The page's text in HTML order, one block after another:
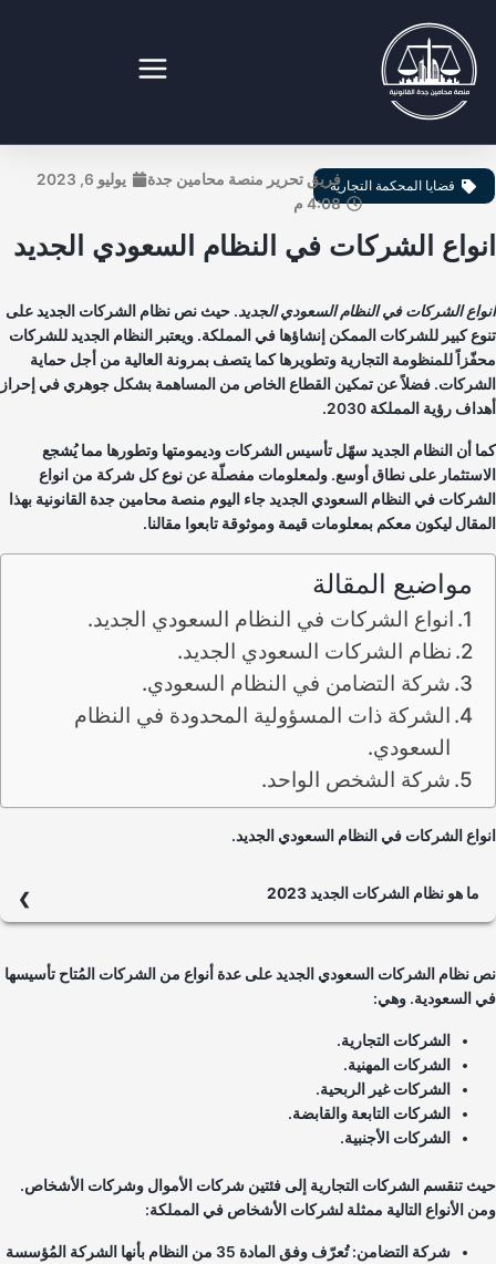
قضايا المحكمة التجاريةفريق تحرير منصة محامين جدة
يوليو 6, 2023
4:08 م
الشركات في النظام السعودي الجديد
الشركات في النظام السعودي الجديد. حيث نص نظام الشركات الجديد على
كبير للشركات الممكن إنشاؤها في المملكة. ويعتبر النظام الجديد للشركات
للمنظومة التجارية وتطويرها كما يتصف بمرونة العالية من أجل حماية
فضلاً عن تمكين القطاع الخاص من المساهمة بشكل جوهري في إحراز
رؤية المملكة 2030.
أن النظام الجديد سهّل تأسيس الشركات وديمومتها وتطورها مما يُشجع
على نطاق أوسع. ولمعلومات مفصلّة عن نوع كل شركة من انواع
في النظام السعودي الجديد جاء اليوم منصة محامين جدة القانونية بهذا
ليكون معكم بمعلومات قيمة وموثوقة تابعوا مقالنا.
مواضيع المقالة
انواع الشركات في النظام السعودي الجديد.
نظام الشركات السعودي الجديد.
شركة التضامن في النظام السعودي.
الشركة ذات المسؤولية المحدودة في النظام
السعودي.
شركة الشخص الواحد.
الشركات في النظام السعودي الجديد.
ما هو نظام الشركات الجديد 2023
في الشركات وتغيير بيئة العمل فهو يهدف لتأمين طبيعة عمل نظامية تكون
حاضنة ومحفزة بقوة للاستثمار. وكذلك تعزيز اعتبار الشركات وتطوير
نشاطها ومساهمتها في خدمة الاقتصاد الوطني. كما أنه يسعى إلى إيسار
الإجراءات والشروط النظامية لتحفيز محيط الأعمال وتأييد الاستثمار لا سيما
ضمن الشركات السعودية الصغيرة والمتوسطة.
نظام الشركات السعودي الجديد على عدة أنواع من الشركات المُتاح تأسيسها
السعودية. وهي:
الشركات التجارية.
الشركات المهنية.
الشركات غير الربحية.
الشركات التابعة والقابضة.
الشركات الأجنبية.
تنقسم الشركات التجارية إلى فئتين شركات الأموال وشركات الأشخاص.
الأنواع التالية ممثلة لشركات الأشخاص في المملكة:
شركة التضامن: تُعرّف وفق المادة 35 من النظام بأنها الشركة المُؤسسة